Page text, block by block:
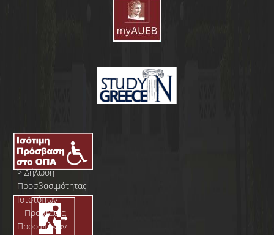
>Δήλωση
Προσβασιμότητας
Ιστοτόπων
Προστασία
Προσωπικών